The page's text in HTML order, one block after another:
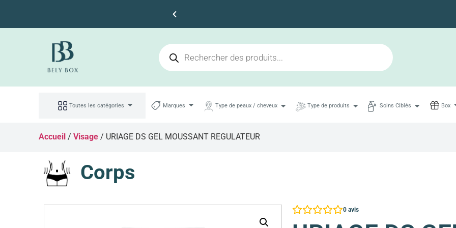
Toutes les catégories Marques Type de peaux / cheveux Type de produits Soins Ciblés Box
Accueil /Visage / URIAGE DS GEL MOUSSANT REGULATEUR
Corps
0 avis